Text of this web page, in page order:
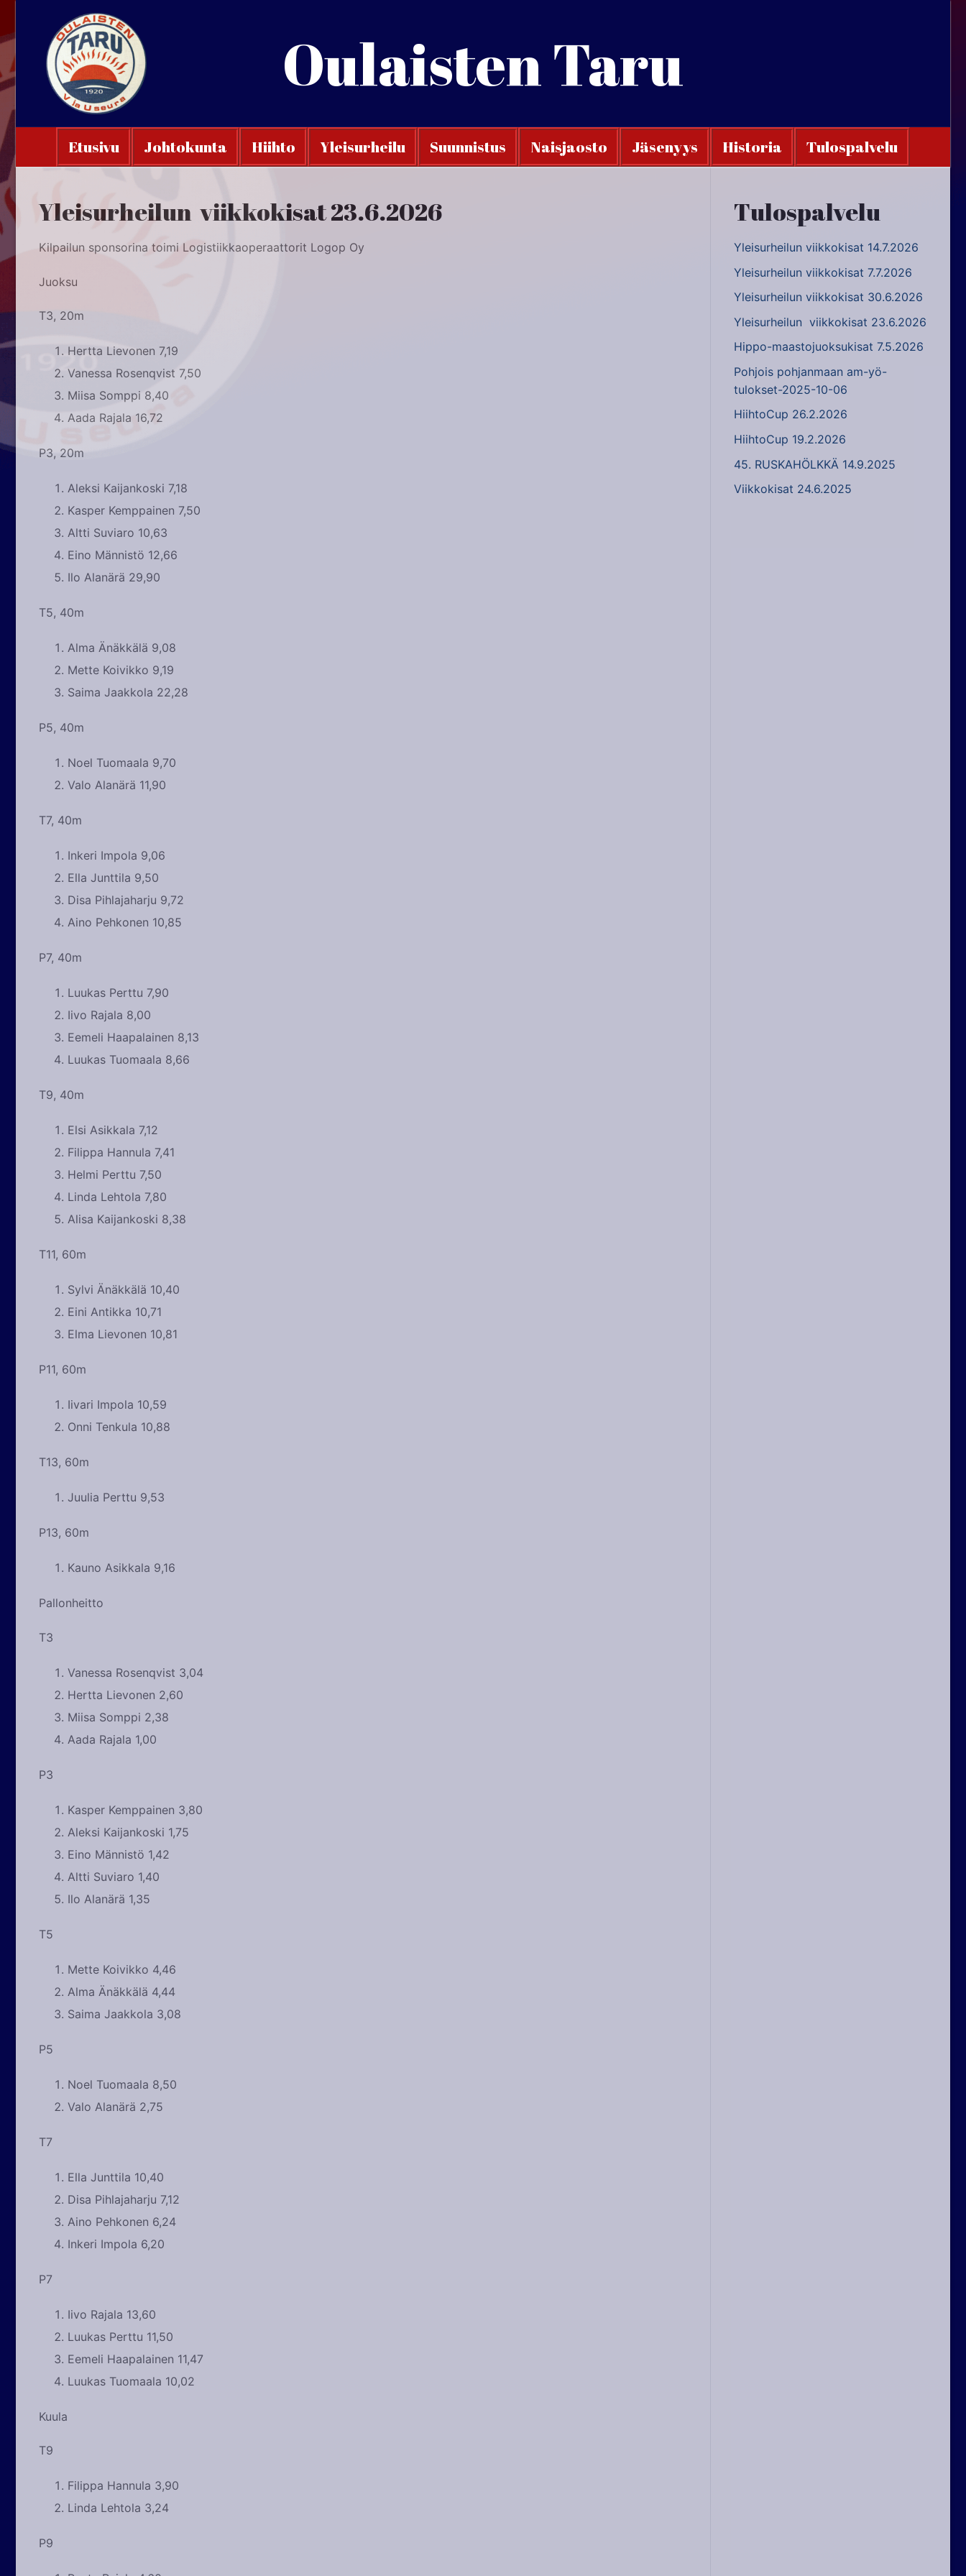
sisältöön
Oulaisten Taru
Etusivu Johtokunta Hiihto Yleisurheilu Suunnistus Naisjaosto Jäsenyys Historia Tulospalvelu
Yleisurheilun viikkokisat 23.6.2026
Kilpailun sponsorina toimi Logistiikkaoperaattorit Logop Oy
Juoksu
T3, 20m
Hertta Lievonen 7,19
Vanessa Rosenqvist 7,50
Miisa Somppi 8,40
Aada Rajala 16,72
P3, 20m
Aleksi Kaijankoski 7,18
Kasper Kemppainen 7,50
Altti Suviaro 10,63
Eino Männistö 12,66
Ilo Alanärä 29,90
T5, 40m
Alma Änäkkälä 9,08
Mette Koivikko 9,19
Saima Jaakkola 22,28
P5, 40m
Noel Tuomaala 9,70
Valo Alanärä 11,90
T7, 40m
Inkeri Impola 9,06
Ella Junttila 9,50
Disa Pihlajaharju 9,72
Aino Pehkonen 10,85
P7, 40m
Luukas Perttu 7,90
Iivo Rajala 8,00
Eemeli Haapalainen 8,13
Luukas Tuomaala 8,66
T9, 40m
Elsi Asikkala 7,12
Filippa Hannula 7,41
Helmi Perttu 7,50
Linda Lehtola 7,80
Alisa Kaijankoski 8,38
T11, 60m
Sylvi Änäkkälä 10,40
Eini Antikka 10,71
Elma Lievonen 10,81
P11, 60m
Iivari Impola 10,59
Onni Tenkula 10,88
T13, 60m
Juulia Perttu 9,53
P13, 60m
Kauno Asikkala 9,16
Pallonheitto
T3
Vanessa Rosenqvist 3,04
Hertta Lievonen 2,60
Miisa Somppi 2,38
Aada Rajala 1,00
P3
Kasper Kemppainen 3,80
Aleksi Kaijankoski 1,75
Eino Männistö 1,42
Altti Suviaro 1,40
Ilo Alanärä 1,35
T5
Mette Koivikko 4,46
Alma Änäkkälä 4,44
Saima Jaakkola 3,08
P5
Noel Tuomaala 8,50
Valo Alanärä 2,75
T7
Ella Junttila 10,40
Disa Pihlajaharju 7,12
Aino Pehkonen 6,24
Inkeri Impola 6,20
P7
Iivo Rajala 13,60
Luukas Perttu 11,50
Eemeli Haapalainen 11,47
Luukas Tuomaala 10,02
Kuula
T9
Filippa Hannula 3,90
Linda Lehtola 3,24
P9
Tulospalvelu
Yleisurheilun viikkokisat 14.7.2026
Yleisurheilun viikkokisat 7.7.2026
Yleisurheilun viikkokisat 30.6.2026
Yleisurheilun viikkokisat 23.6.2026
Hippo-maastojuoksukisat 7.5.2026
Pohjois pohjanmaan am-yö-
tulokset-2025-10-06
HiihtoCup 26.2.2026
HiihtoCup 19.2.2026
45. RUSKAHÖLKKÄ 14.9.2025
Viikkokisat 24.6.2025